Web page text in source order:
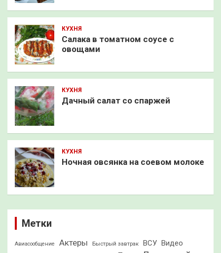
КУХНЯ
Салака в томатном соусе с
овощами
КУХНЯ
Дачный салат со спаржей
КУХНЯ
Ночная овсянка на соевом молоке
Метки
Авиасообщение Актеры Быстрый завтрак ВСУ Видео